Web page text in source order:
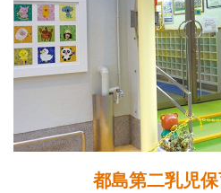
都島第二乳児